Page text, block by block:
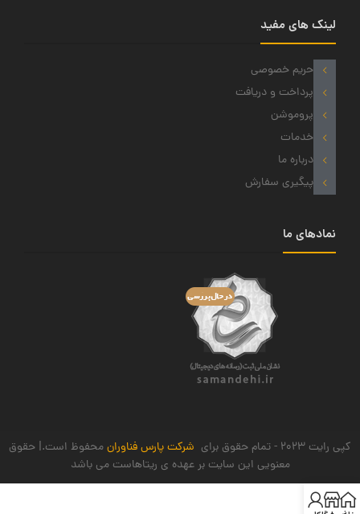
لینک های مفید
حریم خصوصی
پرداخت و دریافت
پروموشن
خدمات
درباره ما
پیگیری سفارش
نمادهای ما
کپی رایت 2023 - تمام حقوق برای شرکت پارس فناورانمحفوظ است.| حقوق
معنویی این سایت بر عهده ی ریتاهاست می باشد